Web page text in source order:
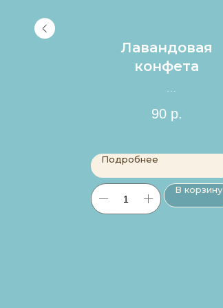
Лавандовая
конфета
90 р.
Подробнее
В корзину